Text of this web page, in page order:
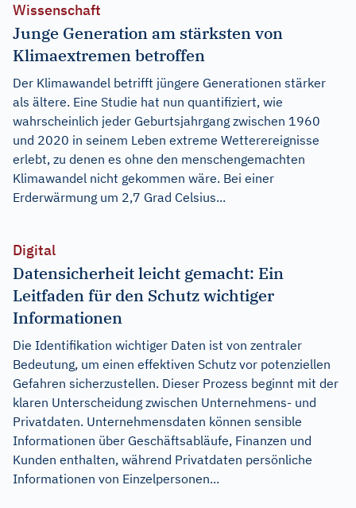
Wissenschaft
Junge Generation am stärksten von
Klimaextremen betroffen
Der Klimawandel betrifft jüngere Generationen stärker
als ältere. Eine Studie hat nun quantifiziert, wie
wahrscheinlich jeder Geburtsjahrgang zwischen 1960
und 2020 in seinem Leben extreme Wetterereignisse
erlebt, zu denen es ohne den menschengemachten
Klimawandel nicht gekommen wäre. Bei einer
Erderwärmung um 2,7 Grad Celsius...
Digital
Datensicherheit leicht gemacht: Ein
Leitfaden für den Schutz wichtiger
Informationen
Die Identifikation wichtiger Daten ist von zentraler
Bedeutung, um einen effektiven Schutz vor potenziellen
Gefahren sicherzustellen. Dieser Prozess beginnt mit der
klaren Unterscheidung zwischen Unternehmens- und
Privatdaten. Unternehmensdaten können sensible
Informationen über Geschäftsabläufe, Finanzen und
Kunden enthalten, während Privatdaten persönliche
Informationen von Einzelpersonen...